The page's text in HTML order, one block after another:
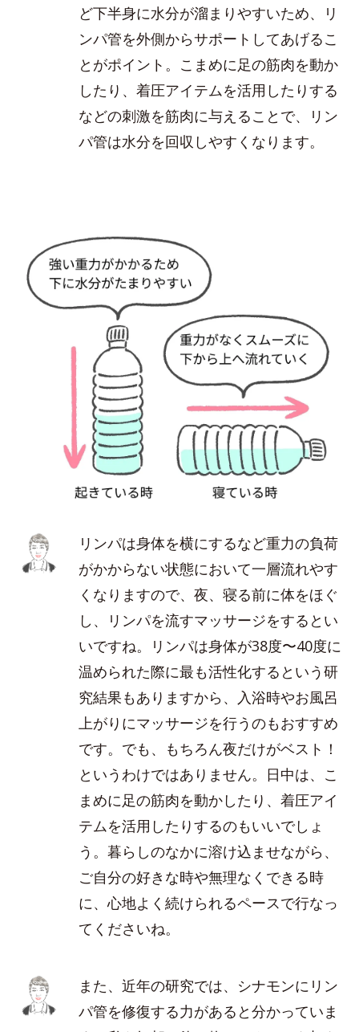
ど下半身に水分が溜まりやすいため、リ
ンパ管を外側からサポートしてあげるこ
とがポイント。こまめに足の筋肉を動か
したり、着圧アイテムを活用したりする
などの刺激を筋肉に与えることで、リン
パ管は水分を回収しやすくなります。
リンパは身体を横にするなど重力の負荷
がかからない状態において一層流れやす
くなりますので、夜、寝る前に体をほぐ
し、リンパを流すマッサージをするとい
いですね。リンパは身体が38度〜40度に
温められた際に最も活性化するという研
究結果もありますから、入浴時やお風呂
上がりにマッサージを行うのもおすすめ
です。でも、もちろん夜だけがベスト！
というわけではありません。日中は、こ
まめに足の筋肉を動かしたり、着圧アイ
テムを活用したりするのもいいでしょ
う。暮らしのなかに溶け込ませながら、
ご自分の好きな時や無理なくできる時
に、心地よく続けられるペースで行なっ
てくださいね。
また、近年の研究では、シナモンにリン
パ管を修復する力があると分かっていま